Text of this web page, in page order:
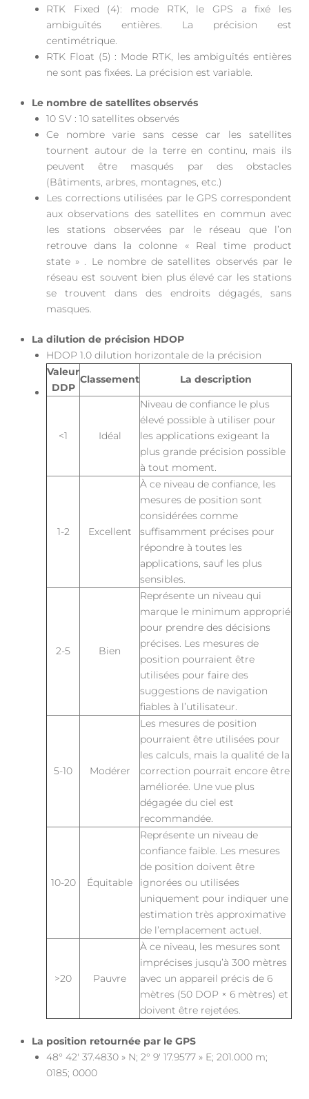
RTK Fixed (4): mode RTK, le GPS a fixé les
ambiguïtés entières. La précision est
centimétrique.
RTK Float (5) : Mode RTK, les ambiguïtés entières
ne sont pas fixées. La précision est variable.
Le nombre de satellites observés
10 SV : 10 satellites observés
Ce nombre varie sans cesse car les satellites
tournent autour de la terre en continu, mais ils
peuvent être masqués par des obstacles
(Bâtiments, arbres, montagnes, etc.)
Les corrections utilisées par le GPS correspondent
aux observations des satellites en commun avec
les stations observées par le réseau que l’on
retrouve dans la colonne « Real time product
state » . Le nombre de satellites observés par le
réseau est souvent bien plus élevé car les stations
se trouvent dans des endroits dégagés, sans
masques.
La dilution de précision HDOP
HDOP 1.0 dilution horizontale de la précision
Valeur
DDP
Classement La description
<1 Idéal
Niveau de confiance le plus
élevé possible à utiliser pour
les applications exigeant la
plus grande précision possible
à tout moment.
1-2 Excellent
À ce niveau de confiance, les
mesures de position sont
considérées comme
suffisamment précises pour
répondre à toutes les
applications, sauf les plus
sensibles.
2-5 Bien
Représente un niveau qui
marque le minimum approprié
pour prendre des décisions
précises. Les mesures de
position pourraient être
utilisées pour faire des
suggestions de navigation
fiables à l’utilisateur.
5-10 Modérer
Les mesures de position
pourraient être utilisées pour
les calculs, mais la qualité de la
correction pourrait encore être
améliorée. Une vue plus
dégagée du ciel est
recommandée.
10-20 Équitable
Représente un niveau de
confiance faible. Les mesures
de position doivent être
ignorées ou utilisées
uniquement pour indiquer une
estimation très approximative
de l’emplacement actuel.
>20 Pauvre
À ce niveau, les mesures sont
imprécises jusqu’à 300 mètres
avec un appareil précis de 6
mètres (50 DOP × 6 mètres) et
doivent être rejetées.
La position retournée par le GPS
48° 42′ 37.4830 » N; 2° 9′ 17.9577 » E; 201.000 m;
0185; 0000